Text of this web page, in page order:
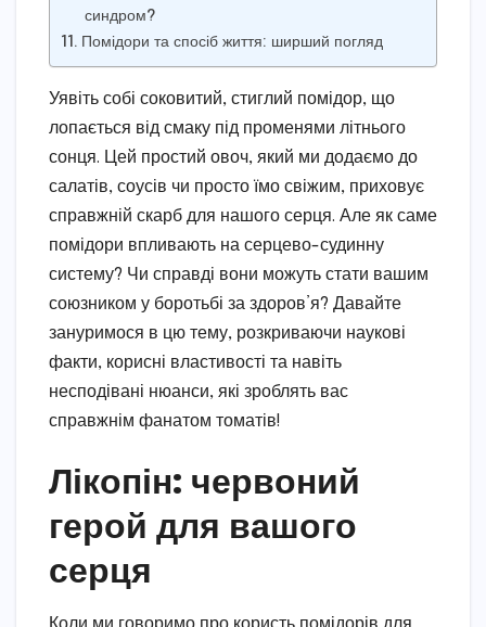
синдром?
Помідори та спосіб життя: ширший погляд
Уявіть собі соковитий, стиглий помідор, що
лопається від смаку під променями літнього
сонця. Цей простий овоч, який ми додаємо до
салатів, соусів чи просто їмо свіжим, приховує
справжній скарб для нашого серця. Але як саме
помідори впливають на серцево-судинну
систему? Чи справді вони можуть стати вашим
союзником у боротьбі за здоров’я? Давайте
зануримося в цю тему, розкриваючи наукові
факти, корисні властивості та навіть
несподівані нюанси, які зроблять вас
справжнім фанатом томатів!
Лікопін: червоний
герой для вашого
серця